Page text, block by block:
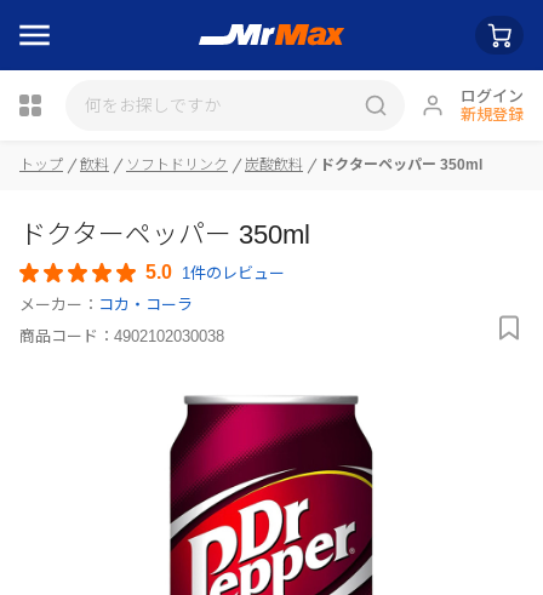
ログイン
新規登録
瓶詰
トップ 飲料 ソフトドリンク 炭酸飲料 ドクターペッパー 350ml
ドクターペッパー 350ml
5.0 1件のレビュー
メーカー： コカ・コーラ
商品コード： 4902102030038